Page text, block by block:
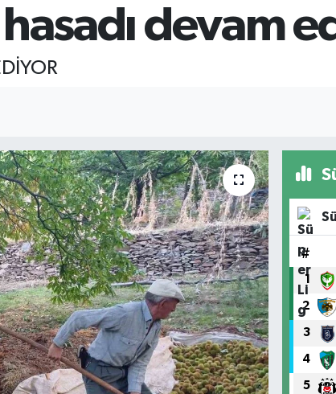
devam
#
1
2
3
4
5